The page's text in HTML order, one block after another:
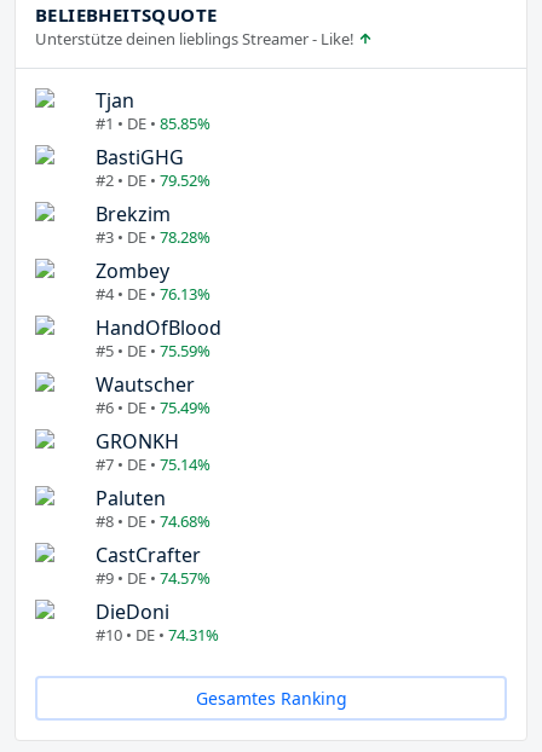
BELIEBHEITSQUOTE
Unterstütze deinen lieblings Streamer - Like!
Tjan
#1 • DE • 85.85%
BastiGHG
#2 • DE • 79.52%
Brekzim
#3 • DE • 78.28%
Zombey
#4 • DE • 76.13%
HandOfBlood
#5 • DE • 75.59%
Wautscher
#6 • DE • 75.49%
GRONKH
#7 • DE • 75.14%
Paluten
#8 • DE • 74.68%
CastCrafter
#9 • DE • 74.57%
DieDoni
#10 • DE • 74.31%
Gesamtes Ranking